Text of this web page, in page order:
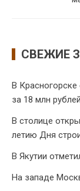
СВЕЖИЕ
В Красногорске
за 18 млн рублей
В столице
летию Дня
В Якутии
На западе